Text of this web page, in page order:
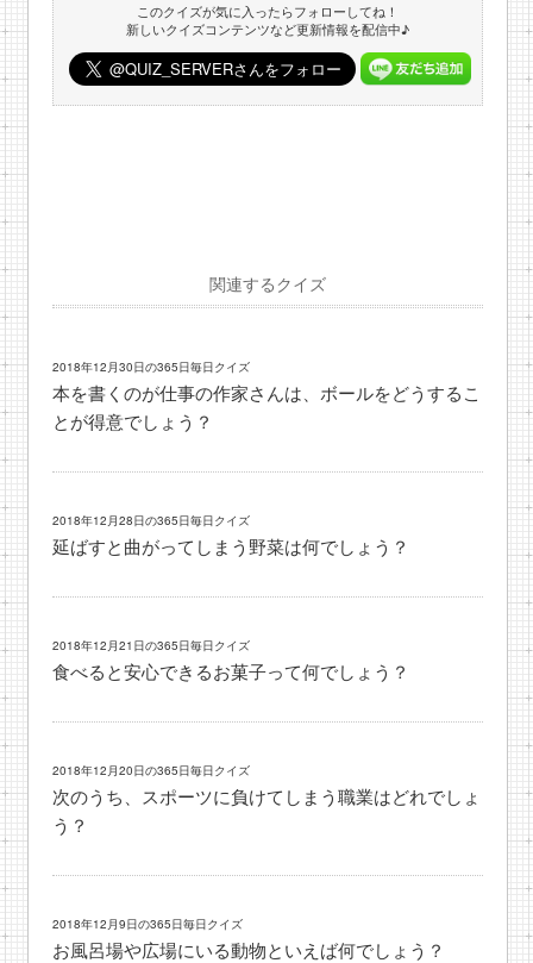
このクイズが気に入ったらフォローしてね！
新しいクイズコンテンツなど更新情報を配信中♪
関連するクイズ
2018年12月30日の365日毎日クイズ
本を書くのが仕事の作家さんは、ボールをどうするこ
とが得意でしょう？
2018年12月28日の365日毎日クイズ
延ばすと曲がってしまう野菜は何でしょう？
2018年12月21日の365日毎日クイズ
食べると安心できるお菓子って何でしょう？
2018年12月20日の365日毎日クイズ
次のうち、スポーツに負けてしまう職業はどれでしょ
う？
2018年12月9日の365日毎日クイズ
お風呂場や広場にいる動物といえば何でしょう？